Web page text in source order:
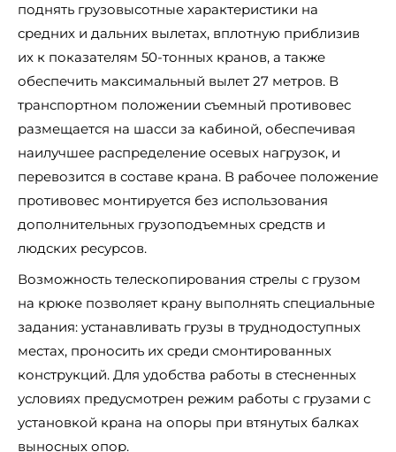
поднять грузовысотные характеристики на
средних и дальних вылетах, вплотную приблизив
их к показателям 50-тонных кранов, а также
обеспечить максимальный вылет 27 метров. В
транспортном положении съемный противовес
размещается на шасси за кабиной, обеспечивая
наилучшее распределение осевых нагрузок, и
перевозится в составе крана. В рабочее положение
противовес монтируется без использования
дополнительных грузоподъемных средств и
людских ресурсов.
Возможность телескопирования стрелы с грузом
на крюке позволяет крану выполнять специальные
задания: устанавливать грузы в труднодоступных
местах, проносить их среди смонтированных
конструкций. Для удобства работы в стесненных
условиях предусмотрен режим работы с грузами с
установкой крана на опоры при втянутых балках
выносных опор.